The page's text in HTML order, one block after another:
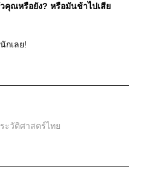
คุณหรือยัง? หรือมันช้าไปเสีย
กเลย!
ะวัติศาสตร์ไทย